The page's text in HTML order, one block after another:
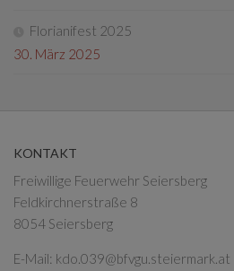
Florianifest 2025
30. März 2025
KONTAKT
Freiwillige Feuerwehr Seiersberg
Feldkirchnerstraße 8
8054 Seiersberg
E-Mail: kdo.039@bfvgu.steiermark.at